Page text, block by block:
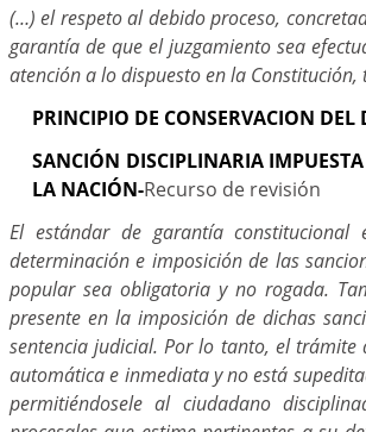
(…) el respeto al debido proceso,
garantía de que el juzgamiento sea
atención a lo dispuesto en la
PRINCIPIO DE CONSERVACION DEL
SANCIÓN DISCIPLINARIA
LA NACIÓN-Recurso de revisión
El estándar de garantía
determinación e imposición de las
popular sea obligatoria y no rogada.
presente en la imposición de dichas
sentencia judicial. Por lo tanto, el
automática e inmediata y no está
permitiéndosele al ciudadano